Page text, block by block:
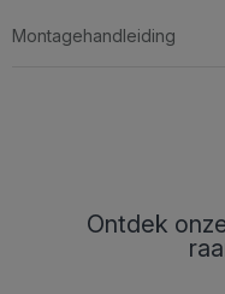
Montagehandleiding
Ontdek